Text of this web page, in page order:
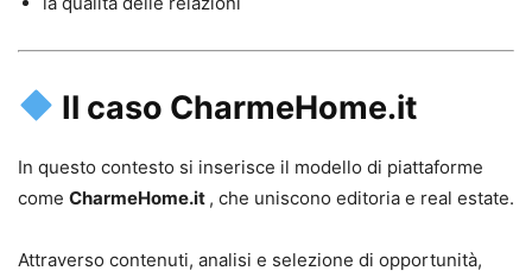
Il caso CharmeHome.it
In questo contesto si inserisce il modello di piattaforme
come CharmeHome.it , che uniscono editoria e real estate.
Attraverso contenuti, analisi e selezione di opportunità,